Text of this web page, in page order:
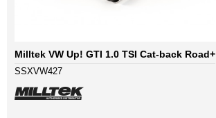
Milltek VW Up! GTI 1.0 TSI Cat-back Road+
SSXVW427